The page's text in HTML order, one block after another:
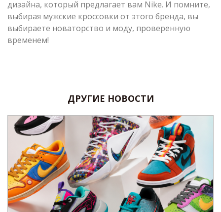
дизайна, который предлагает вам Nike. И помните,
выбирая мужские кроссовки от этого бренда, вы
выбираете новаторство и моду, проверенную
временем!
ДРУГИЕ НОВОСТИ